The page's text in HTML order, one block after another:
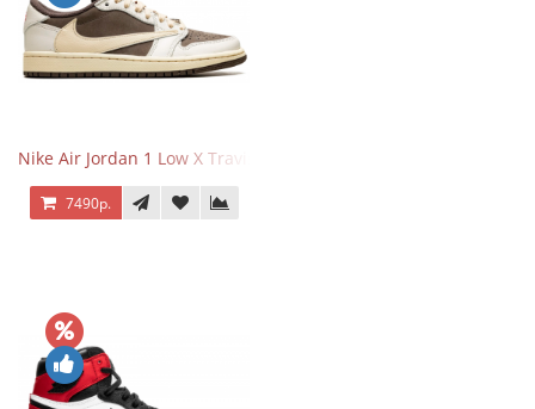
Nike Air Jordan 1 Low X Travis Scott Reverse Mocha
7490р.